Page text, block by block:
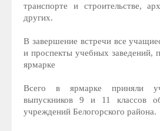
транспорте и строительстве,
других.
В завершение встречи все
и проспекты учебных заведений,
ярмарке
Всего в ярмарке приняли
выпускников 9 и 11 классов
учреждений Белогорского района.